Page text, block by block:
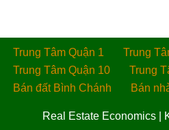
Trung Tâm Quận 1
Trung
Trung Tâm Quận 10
Trung
Bán đất Bình Chánh
Bán
Real Estate Economics